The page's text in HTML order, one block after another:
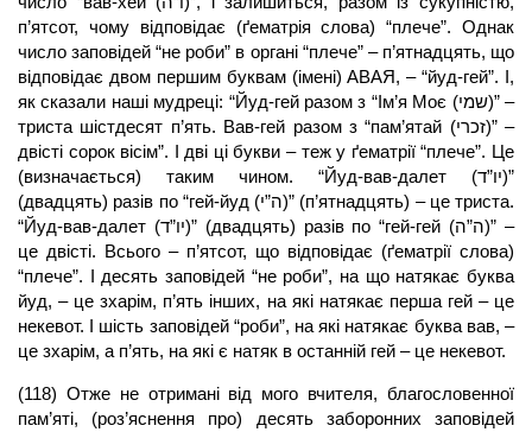
п’ятсот, чому відповідає (ґематрія слова) “плече”. Однак
число заповідей “не роби” в органі “плече” – п’ятнадцять, що
відповідає двом першим буквам (імені) АВАЯ, – “йуд-гей”. І,
як сказали наші мудреці: “Йуд-гей разом з “Ім’я Моє (שמי)” –
триста шістдесят п’ять. Вав-гей разом з “пам’ятай (זכרי)” –
двісті сорок вісім”. І дві ці букви – теж у ґематрії “плече”. Це
(визначається) таким чином. “Йуд-вав-далет (יו”ד)”
(двадцять) разів по “гей-йуд (ה”י)” (п’ятнадцять) – це триста.
“Йуд-вав-далет (יו”ד)” (двадцять) разів по “гей-гей (ה”ה)” –
це двісті. Всього – п’ятсот, що відповідає (ґематрії слова)
“плече”. І десять заповідей “не роби”, на що натякає буква
йуд, – це зхарім, п’ять інших, на які натякає перша гей – це
некевот. І шість заповідей “роби”, на які натякає буква вав, –
це зхарім, а п’ять, на які є натяк в останній гей – це некевот.
(118) Отже не отримані від мого вчителя, благословенної
пам’яті, (роз’яснення про) десять заборонних заповідей